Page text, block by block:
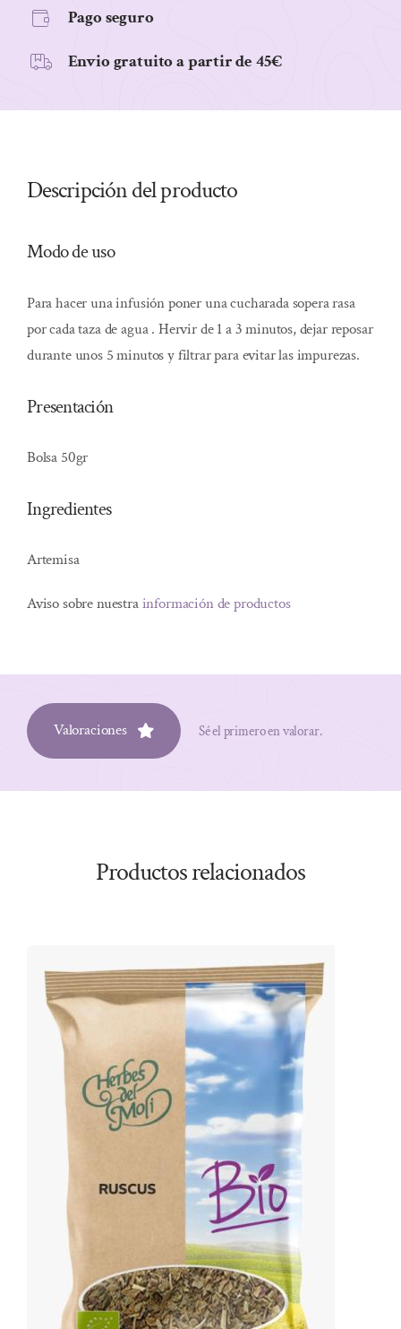
Pago seguro
Envio gratuito a partir de 45€
Descripción del producto
Modo de uso
Para hacer una infusión poner una cucharada sopera rasa
por cada taza de agua . Hervir de 1 a 3 minutos, dejar reposar
durante unos 5 minutos y filtrar para evitar las impurezas.
Presentación
Bolsa 50gr
Ingredientes
Artemisa
Aviso sobre nuestrainformación de productos
Valoraciones Sé el primero en valorar.
Productos relacionados